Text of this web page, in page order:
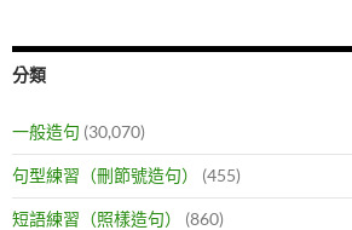
分類
一般造句 (30,070)
句型練習（刪節號造句） (455)
短語練習（照樣造句） (860)